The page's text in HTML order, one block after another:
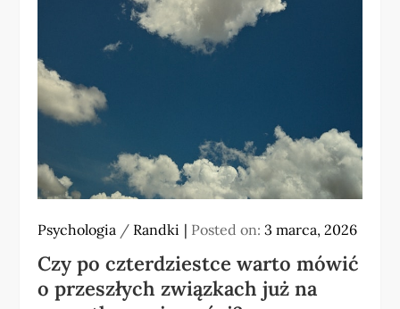
Psychologia / Randki Posted on:3 marca, 2026
Czy po czterdziestce warto mówić
o przeszłych związkach już na